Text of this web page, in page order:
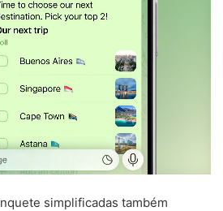
simplificadas também